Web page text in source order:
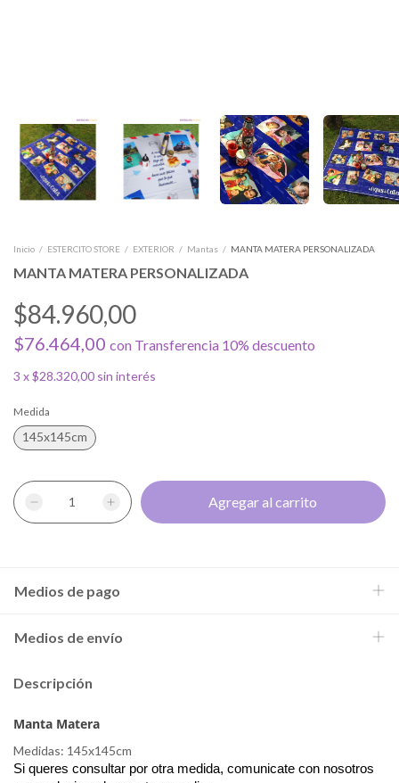
Inicio / ESTERCITO STORE / EXTERIOR / Mantas / MANTA MATERA PERSONALIZADA
MANTA MATERA PERSONALIZADA
$84.960,00
$76.464,00 con Transferencia 10% descuento
3 x$28.320,00 sin interés
Medida
145x145cm
Medios de pago
Medios de envío
Descripción
Manta Matera
Medidas: 145x145cm
Si queres consultar por otra medida, comunicate con nosotros